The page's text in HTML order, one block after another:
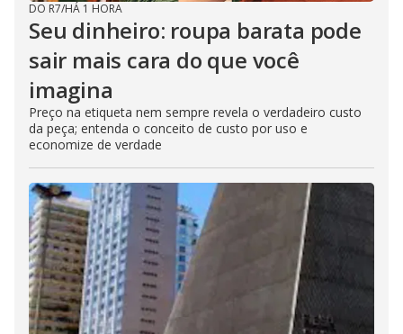
DO R7/HÁ 1 HORA
Seu dinheiro: roupa barata pode
sair mais cara do que você
imagina
Preço na etiqueta nem sempre revela o verdadeiro custo
da peça; entenda o conceito de custo por uso e
economize de verdade